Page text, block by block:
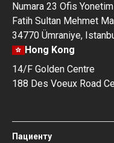
Numara 23 Ofis
Fatih Sultan Mehmet
34770 Ümraniye,
Hong Kong
14/F Golden Centre
188 Des Voeux Road
Пациенту